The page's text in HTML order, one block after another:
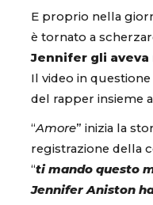
E proprio nella
è tornato a
Jennifer gli
Il video in
del rapper insieme
“Amore” inizia la
registrazione della
“ti mando questo
Jennifer Aniston